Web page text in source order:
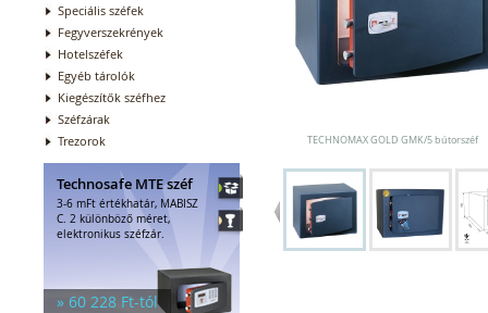
Speciális széfek
Fegyverszekrények
Hotelszéfek
Egyéb tárolók
Kiegészítők széfhez
Széfzárak
Trezorok
Technosafe MTE széf
3-6 mFt értékhatár, MABISZ
C. 2 különböző méret,
elektronikus széfzár.
» 60 228 Ft-tól
TECHNOMAX GOLD GMK/5 bútorszéf